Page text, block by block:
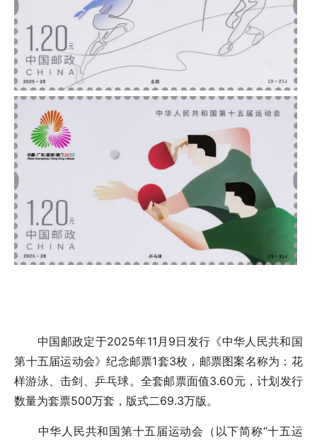
中国邮政定于2025年11月9日发行《中华人民共和国
第十五届运动会》纪念邮票1套3枚，邮票图案名称为：花
样游泳、击剑、乒乓球。全套邮票面值3.60元，计划发行
数量为套票500万套，版式二69.3万版。
中华人民共和国第十五届运动会（以下简称“十五运